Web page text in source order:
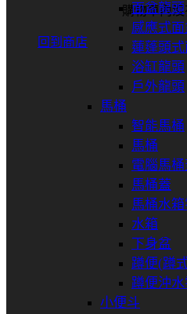
購物車內沒
回到商店
面盆龍頭
感應式
蓮蓬頭
浴缸龍頭
戶外龍頭
馬桶
智能馬桶
馬桶
電腦馬桶
馬桶蓋
馬桶水
水箱
下身盆
蹲便(蹲
蹲便沖
小便斗